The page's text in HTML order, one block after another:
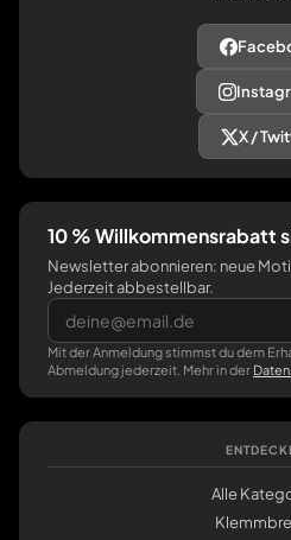
X /
10 % Willkommensrabatt
Newsletter abonnieren: neue
Jederzeit abbestellbar.
Mit der Anmeldung stimmst du dem
Abmeldung jederzeit. Mehr in der
Alle